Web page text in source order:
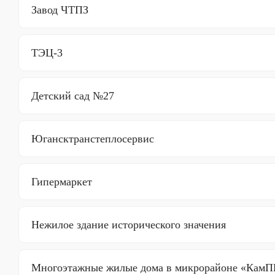
Завод ЧТПЗ
ТЭЦ-3
Детский сад №27
Югансктранстеплосервис
Гипермаркет
Нежилое здание исторического значения
Многоэтажные жилые дома в микрорайоне